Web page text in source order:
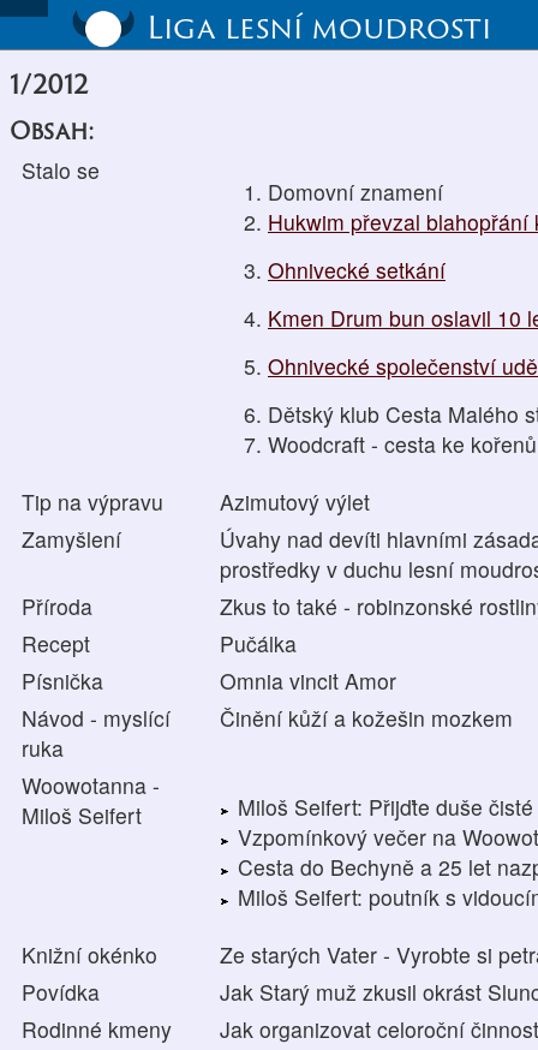
Liga lesní moudrosti
1/2012
Obsah:
Stalo se
Domovní znamení
Hukwim převzal blahopřání
Ohnivecké setkání
Kmen Drum bun oslavil 10
Ohnivecké společenství
Dětský klub Cesta Malého
Woodcraft - cesta ke
Tip na výpravu
Azimutový výlet
Zamyšlení
Úvahy nad devíti hlavními
prostředky v duchu lesní
Příroda
Zkus to také - robinzonské
Recept
Pučálka
Písnička
Omnia vincit Amor
Návod - myslící
ruka
Činění kůží a kožešin mozkem
Woowotanna -
Miloš Seifert
Miloš Seifert: Přijďte duše
Vzpomínkový večer na
Cesta do Bechyně a 25 let
Miloš Seifert: poutník s
Knižní okénko
Ze starých Vater - Vyrobte si
Povídka
Jak Starý muž zkusil okrást
Rodinné kmeny
Jak organizovat celoroční činnost